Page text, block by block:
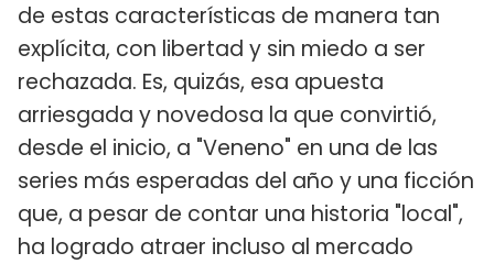
de estas características de manera tan
explícita, con libertad y sin miedo a ser
rechazada. Es, quizás, esa apuesta
arriesgada y novedosa la que convirtió,
desde el inicio, a "Veneno" en una de las
series más esperadas del año y una ficción
que, a pesar de contar una historia "local",
ha logrado atraer incluso al mercado